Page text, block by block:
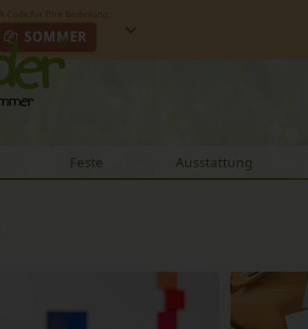
SOMMER
Feste Ausstattung